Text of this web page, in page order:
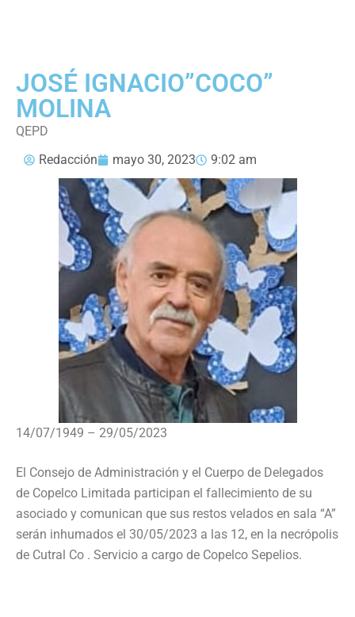
JOSÉ IGNACIO”COCO”
MOLINA
QEPD
Redacción
mayo 30, 2023 9:02 am
14/07/1949 – 29/05/2023
El Consejo de Administración y el Cuerpo de Delegados
de Copelco Limitada participan el fallecimiento de su
asociado y comunican que sus restos velados en sala “A”
serán inhumados el 30/05/2023 a las 12, en la necrópolis
de Cutral Co . Servicio a cargo de Copelco Sepelios.